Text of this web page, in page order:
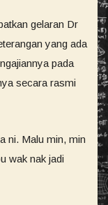
gelaran Dr
yang ada
pada
secara rasmi
ni. Malu min, min
wak nak jadi